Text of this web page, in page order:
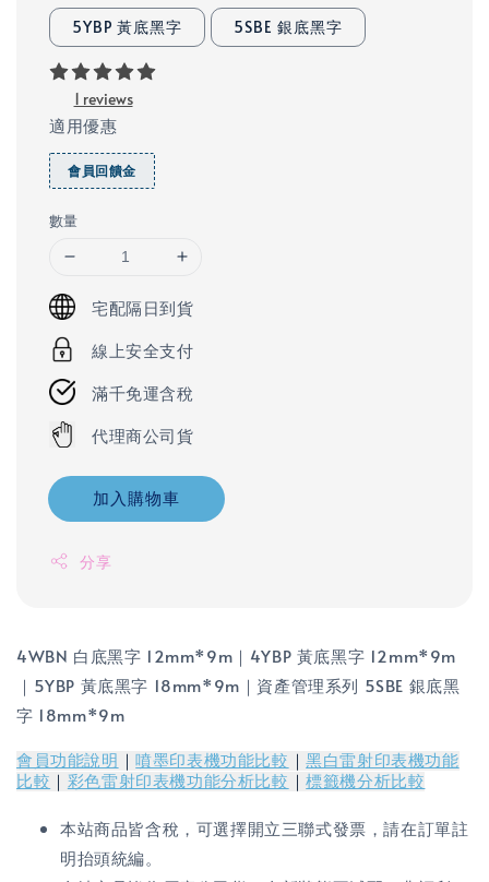
5YBP 黃底黑字 5SBE 銀底黑字
1 reviews
適用優惠
會員回饋金
數量
宅配隔日到貨
線上安全支付
滿千免運含稅
代理商公司貨
加入購物車
分享
4WBN 白底黑字 12mm*9m｜4YBP 黃底黑字 12mm*9m
｜5YBP 黃底黑字 18mm*9m｜資產管理系列 5SBE 銀底黑
字 18mm*9m
會員功能說明 ｜噴墨印表機功能比較 ｜黑白雷射印表機功能
比較 ｜ 彩色雷射印表機功能分析比較 ｜標籤機分析比較
本站商品皆含稅，可選擇開立三聯式發票，請在訂單註
明抬頭統編。